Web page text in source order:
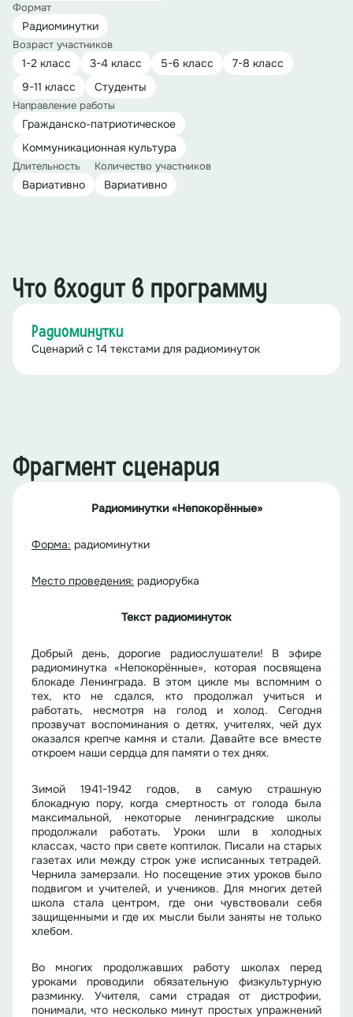
Формат
Радиоминутки
Возраст участников
1-2 класс 3-4 класс 5-6 класс
7-8 класс
9-11 класс
Студенты
Направление работы
Гражданско-патриотическое
Коммуникационная культура
Длительность
Вариативно
Количество участников
Вариативно
Что входит в программу
Радиоминутки
Сценарий с 14 текстами для радиоминуток
Фрагмент сценария
Радиоминутки«Непокорённые»
Форма: радиоминутки
Место проведения: радиорубка
Текст радиоминуток
Добрый день, дорогие радиослушатели! В эфире
радиоминутка «Непокорённые», которая посвящена
блокаде Ленинграда. В этом цикле мы вспомним о
тех, кто не сдался, кто продолжал учиться и
работать, несмотря на голод и холод. Сегодня
прозвучат воспоминания о детях, учителях, чей дух
оказался крепче камня и стали. Давайте все вместе
откроем наши сердца для памяти о тех днях.
Зимой 1941-1942 годов, в самую страшную
блокадную пору, когда смертность от голода была
максимальной, некоторые ленинградские школы
продолжали работать. Уроки шли в холодных
классах, часто при свете коптилок. Писали на старых
газетах или между строк уже исписанных тетрадей.
Чернила замерзали. Но посещение этих уроков было
подвигом и учителей, и учеников. Для многих детей
школа стала центром, где они чувствовали себя
защищенными и где их мысли были заняты не только
хлебом.
Во многих продолжавших работу школах перед
уроками проводили обязательную физкультурную
разминку. Учителя, сами страдая от дистрофии,
понимали, что несколько минут простых упражнений